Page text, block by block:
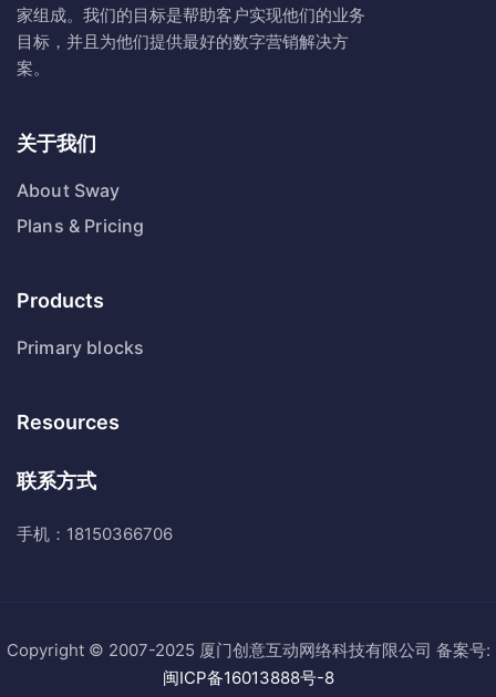
家组成。我们的目标是帮助客户实现他们的业务
目标，并且为他们提供最好的数字营销解决方
案。
关于我们
About Sway
Plans & Pricing
Products
Primary blocks
Resources
联系方式
手机：18150366706
Copyright © 2007-2025 厦门创意互动网络科技有限公司 备案号:
闽ICP备16013888号-8